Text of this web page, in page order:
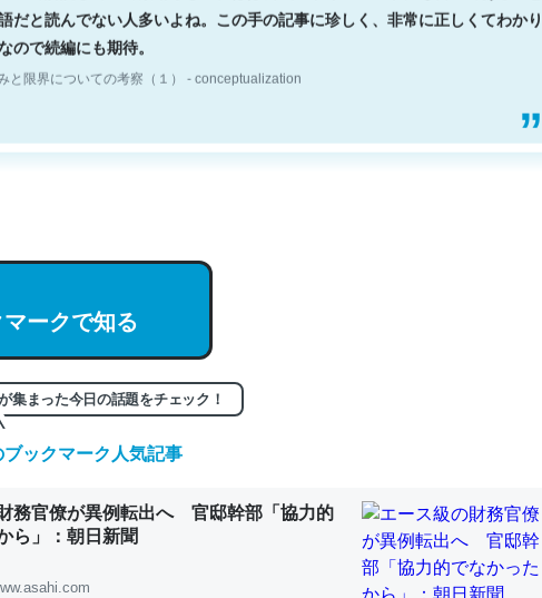
ので続編にも期待。
と限界についての考察（１） - conceptualization
。32768トークンだと英語小説100ページ分くらい。小説でいう「ずっと前
回収されないけど、短期記憶というには多い分量。進化すればするほど分かり
りそう
ークで知る
集まった今日の話題をチェック！
ックマーク人気記事
務官僚が異例転出へ 官邸幹部「協力的
ら」：朝日新聞